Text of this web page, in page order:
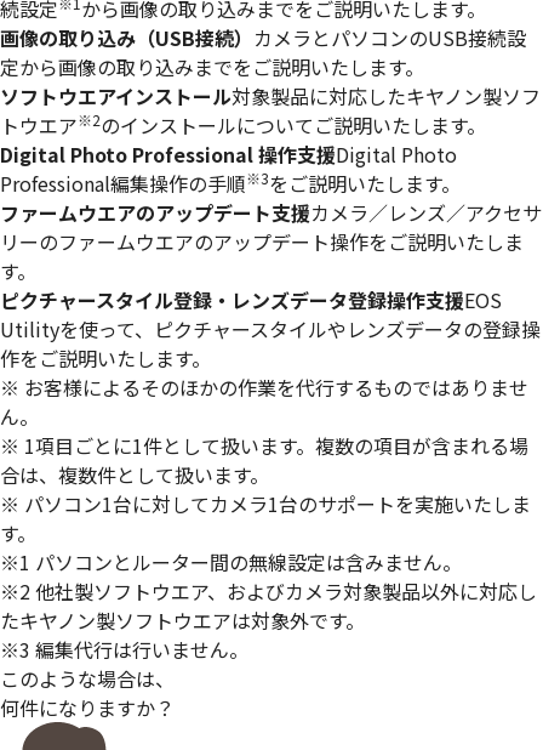
続設定
から画像の取り込みまでをご説明いたします。
画像の取り込み（USB接続） カメラとパソコンのUSB接続設
定から画像の取り込みまでをご説明いたします。
ソフトウエアインストール対象製品に対応したキヤノン製ソフ
トウエア※2のインストールについてご説明いたします。
Digital Photo Professional 操作支援Digital Photo
Professional編集操作の手順※3をご説明いたします。
ファームウエアのアップデート支援カメラ／レンズ／アクセサ
リーのファームウエアのアップデート操作をご説明いたしま
す。
ピクチャースタイル登録・レンズデータ登録操作支援EOS
Utilityを使って、ピクチャースタイルやレンズデータの登録操
作をご説明いたします。
※ お客様によるそのほかの作業を代行するものではありませ
ん。
※ 1項目ごとに1件として扱います。複数の項目が含まれる場
合は、複数件として扱います。
※ パソコン1台に対してカメラ1台のサポートを実施いたしま
す。
※1 パソコンとルーター間の無線設定は含みません。
※2 他社製ソフトウエア、およびカメラ対象製品以外に対応し
たキヤノン製ソフトウエアは対象外です。
※3 編集代行は行いません。
このような場合は、
何件になりますか？